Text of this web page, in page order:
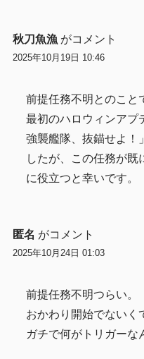
秋刀魚漁 がコメント
2025年10月19日 10:46
前提任務不明とのこと
最初のハロウィンアプ
強襲艦隊、抜錨せよ！
したが、この任務が既
に役立つと幸いです。
匿名 がコメント
2025年10月24日 01:03
前提任務不明つらい。
おかわり開始でないく
ガチで何がトリガーな